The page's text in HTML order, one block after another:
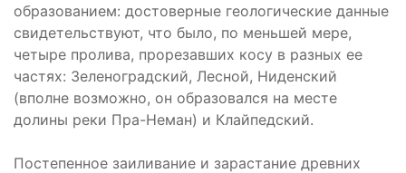
образованием: достоверные геологические данные
свидетельствуют, что было, по меньшей мере,
четыре пролива, прорезавших косу в разных ее
частях: Зеленоградский, Лесной, Ниденский
(вполне возможно, он образовался на месте
долины реки Пра-Неман) и Клайпедский.
Постепенное заиливание и зарастание древних